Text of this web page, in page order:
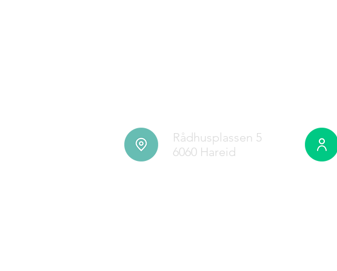
Rådhusplassen 5
6060 Hareid